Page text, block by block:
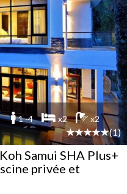
1 -4 x2 x2
(1)
Samui SHA Plus+
privée et